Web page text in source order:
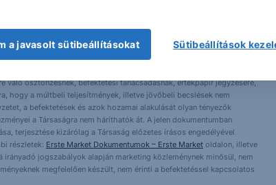
Népfürdő u. 24-26.; tev. eng. szám: E-III/324/2008 és III/75.005-
alapulnak, de azokért a Társaság szavatosságot vagy
ösztönzésnek, befektetési tanácsadásnak, értékpapír jegyzésére,
hogy a múltbeli teljesítmények, illetve jövőbeli becslések nem
a befektetések és azok hozamai alakulását olyan tényezők
a Társaságra nem háríthatók át. A jelen dokumentumban
terjesztése kizárólag a Társaság előzetes írásos engedélyével
részletek: Erste Market Dokumentumok – Erste Marketoldalon, illetve
irányadó jogszabályok alapján marketing közleménynek minősül, nem
megfelelően készült, nem érinti a befektetéssel kapcsolatos
a javasolt sütibeállításokat Sütibeállítások